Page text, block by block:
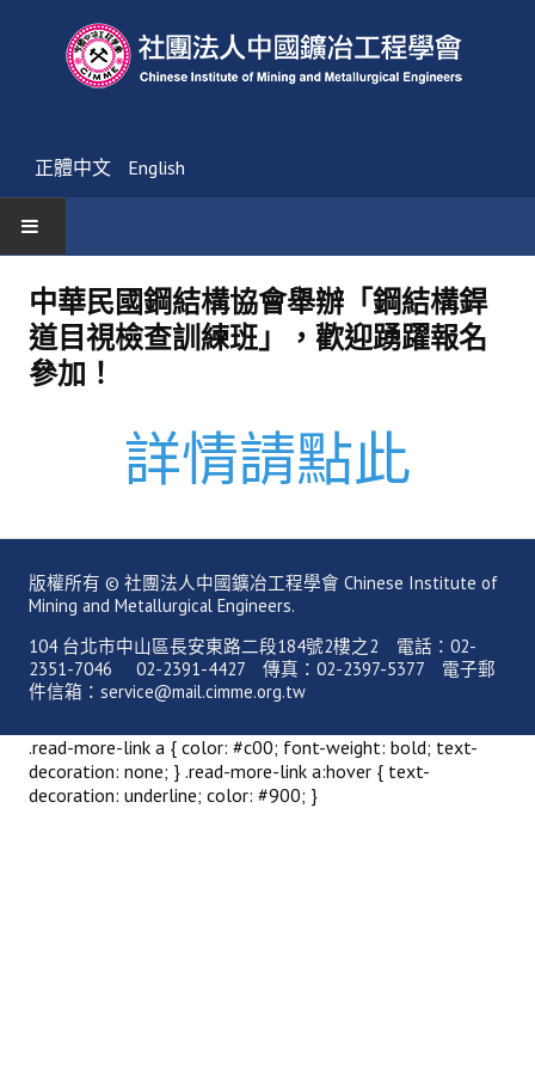
正體中文 English
首頁
最新消息
活動通告
學會會史
學會會歌
學會會址沿革
學會組織與架構
架構圖
中華民國鋼結構協會舉辦「鋼結構銲
道目視檢查訓練班」，歡迎踴躍報名
參加！
詳情請點此
版權所有 © 社團法人中國鑛冶工程學會 Chinese Institute of
Mining and Metallurgical Engineers.
104 台北市中山區長安東路二段184號2樓之2 電話：02-
2351-7046 02-2391-4427 傳真：02-2397-5377 電子郵
件信箱：service@mail.cimme.org.tw
.read-more-link a { color: #c00; font-weight: bold; text-
decoration: none; } .read-more-link a:hover { text-
decoration: underline; color: #900; }